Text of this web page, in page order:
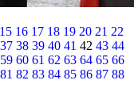
15 16 17 18 19 20 21 22
37 38 39 40 41 42 43 44
59 60 61 62 63 64 65 66
81 82 83 84 85 86 87 88